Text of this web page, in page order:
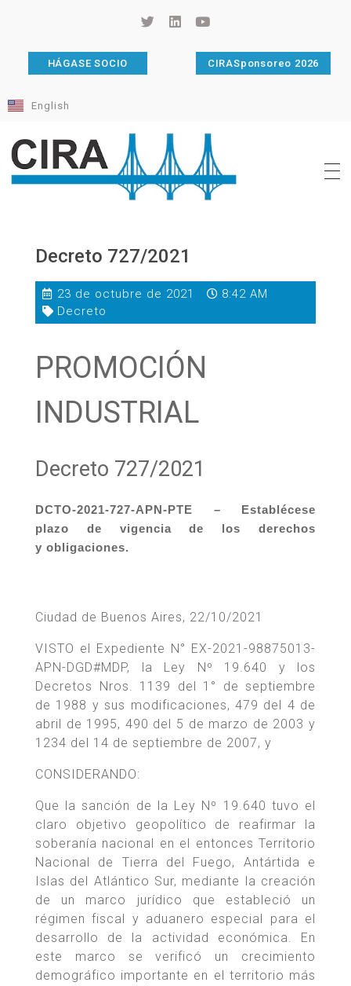
HÁGASE SOCIO CIRASponsoreo 2026
English
Decreto 727/2021
23 de octubre de 2021
8:42 AM
Decreto
PROMOCIÓN
INDUSTRIAL
Decreto 727/2021
DCTO-2021-727-APN-PTE – Establécese
plazo de vigencia de los derechos
y obligaciones.
Ciudad de Buenos Aires, 22/10/2021
VISTO el Expediente N° EX-2021-98875013-
APN-DGD#MDP, la Ley Nº 19.640 y los
Decretos Nros. 1139 del 1° de septiembre
de 1988 y sus modificaciones, 479 del 4 de
abril de 1995, 490 del 5 de marzo de 2003 y
1234 del 14 de septiembre de 2007, y
CONSIDERANDO:
Que la sanción de la Ley Nº 19.640 tuvo el
claro objetivo geopolítico de reafirmar la
soberanía nacional en el entonces Territorio
Nacional de Tierra del Fuego, Antártida e
Islas del Atlántico Sur, mediante la creación
de un marco jurídico que estableció un
régimen fiscal y aduanero especial para el
desarrollo de la actividad económica. En
este marco se verificó un crecimiento
demográfico importante en el territorio más